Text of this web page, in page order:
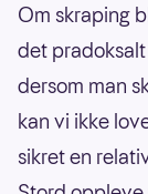
Om skraping
det
dersom man
kan vi ikke
sikret en